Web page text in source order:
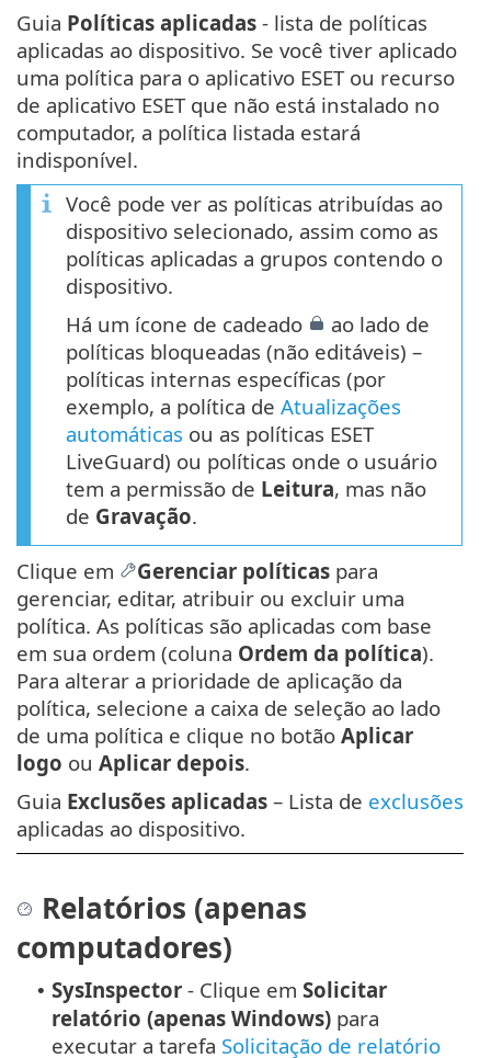
Guia Políticas aplicadas - lista de políticas
aplicadas ao dispositivo. Se você tiver aplicado
uma política para o aplicativo ESET ou recurso
de aplicativo ESET que não está instalado no
computador, a política listada estará
indisponível.
Você pode ver as políticas atribuídas ao
dispositivo selecionado, assim como as
políticas aplicadas a grupos contendo o
dispositivo.
Há um ícone de cadeado
ao lado de
políticas bloqueadas (não editáveis) –
políticas internas específicas (por
exemplo, a política de Atualizações
automáticas ou as políticas ESET
LiveGuard) ou políticas onde o usuário
tem a permissão de Leitura, mas não
de Gravação.
Clique em
Gerenciar políticas para
gerenciar, editar, atribuir ou excluir uma
política. As políticas são aplicadas com base
em sua ordem (coluna Ordem da política).
Para alterar a prioridade de aplicação da
política, selecione a caixa de seleção ao lado
de uma política e clique no botão Aplicar
logo ou Aplicar depois.
Guia Exclusões aplicadas – Lista de exclusões
aplicadas ao dispositivo.
Relatórios (apenas
computadores)
• SysInspector - Clique em Solicitar
relatório (apenas Windows) para
executar a tarefa Solicitação de relatório